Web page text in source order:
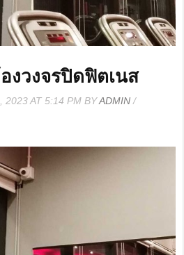
งวงจรปิดฟิตเนส
2023 AT 5:14 PM BYADMIN /